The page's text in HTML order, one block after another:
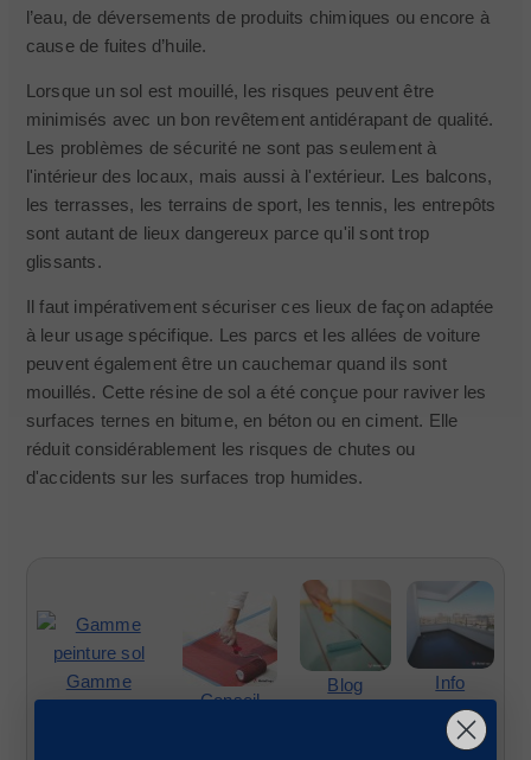
l’eau, de déversements de produits chimiques ou encore à
cause de fuites d’huile.
Lorsque un sol est mouillé, les risques peuvent être
minimisés avec un bon revêtement antidérapant de qualité.
Les problèmes de sécurité ne sont pas seulement à
l'intérieur des locaux, mais aussi à l'extérieur. Les balcons,
les terrasses, les terrains de sport, les tennis, les entrepôts
sont autant de lieux dangereux parce qu'il sont trop
glissants.
Il faut impérativement sécuriser ces lieux de façon adaptée
à leur usage spécifique. Les parcs et les allées de voiture
peuvent également être un cauchemar quand ils sont
mouillés. Cette résine de sol a été conçue pour raviver les
surfaces ternes en bitume, en béton ou en ciment. Elle
réduit considérablement les risques de chutes ou
d'accidents sur les surfaces trop humides.
Gamme
Conseil
Blog
Info
peinture
sol